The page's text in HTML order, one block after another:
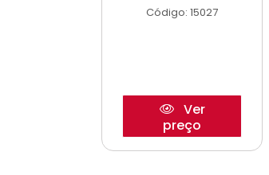
Código: 15027
Ver
preço